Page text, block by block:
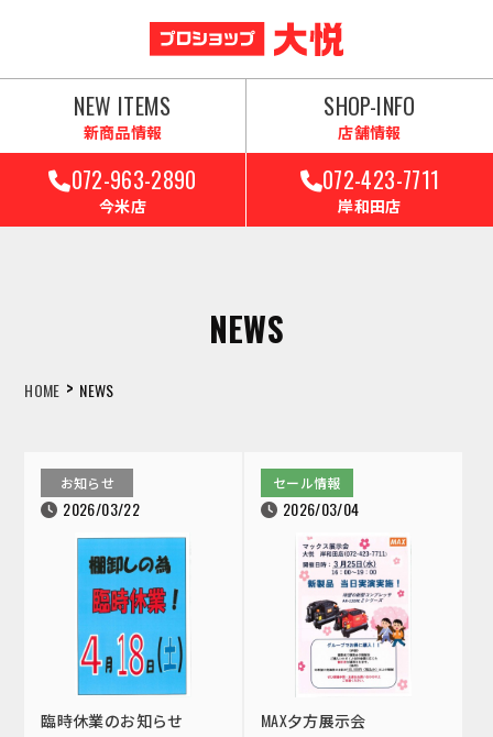
NEW ITEMS
新商品情報
SHOP-INFO
店舗情報
072-963-2890
今米店
072-423-7711
岸和田店
NEWS
HOME > NEWS
お知らせ
2026/03/22
臨時休業のお知らせ
セール情報
2026/03/04
MAX夕方展示会